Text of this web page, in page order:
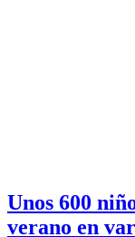
Unos 600
verano en